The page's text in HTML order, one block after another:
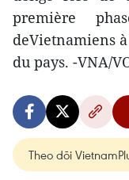
première
deVietnamiens
du pays. -VNA/
Theo dõi